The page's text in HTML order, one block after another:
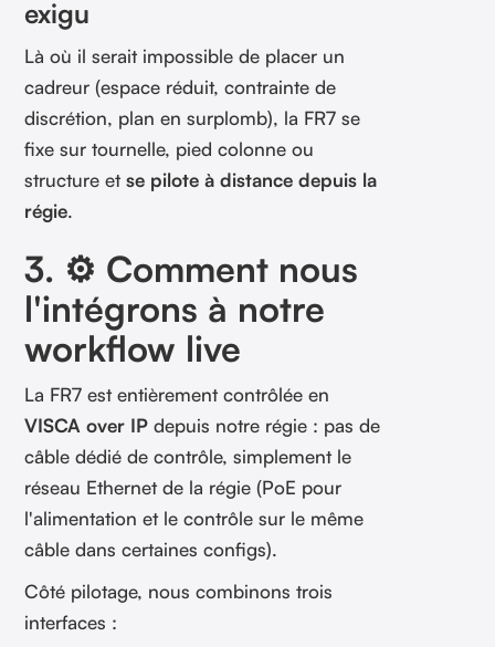
exigu
Là où il serait impossible de placer un
cadreur (espace réduit, contrainte de
discrétion, plan en surplomb), la FR7 se
fixe sur tournelle, pied colonne ou
structure etse pilote à distance depuis la
régie.
3. ⚙️ Comment nous
l'intégrons à notre
workflow live
La FR7 est entièrement contrôlée en
VISCA over IP depuis notre régie : pas de
câble dédié de contrôle, simplement le
réseau Ethernet de la régie (PoE pour
l'alimentation et le contrôle sur le même
câble dans certaines configs).
Côté pilotage, nous combinons trois
interfaces :